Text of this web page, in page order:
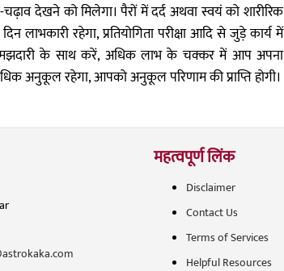
देखने को मिलेगा। पैरों में दर्द अथवा स्वयं को शारीरिक
रहेगा, प्रतियोगिता परीक्षा आदि से जुड़े कार्य में
के साथ करें, अधिक लाभ के चक्कर में आप अपना
अनुकूल रहेगा, आपको अनुकूल परिणाम की प्राप्ति होगी।
महत्वपूर्ण लिंक
Disclaimer
Contact Us
Terms of Services
Helpful Resources